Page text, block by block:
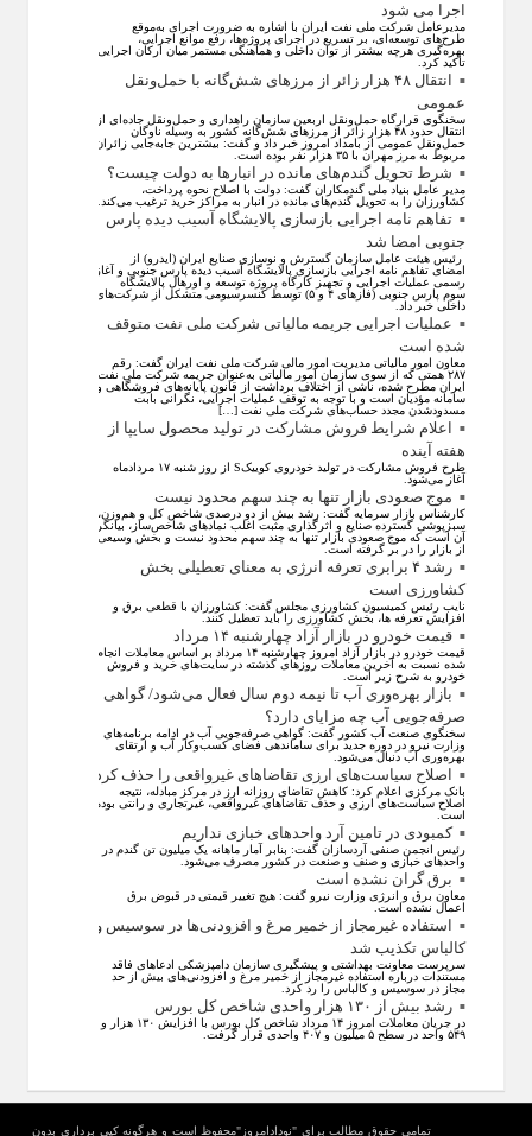
اجرا می شود
مدیرعامل شرکت ملی نفت ایران با اشاره به ضرورت اجرای به‌موقع
طرح‌های توسعه‌ای، بر تسریع در اجرای پروژه‌ها، رفع موانع اجرایی،
بهره‌گیری هرچه بیشتر از توان داخلی و هماهنگی مستمر میان ارکان اجرایی
تاکید کرد.
انتقال ۴۸ هزار زائر از مرزهای شش‌گانه با حمل‌ونقل
عمومی
سخنگوی قرارگاه حمل‌ونقل اربعین سازمان راهداری و حمل‌ونقل جاده‌ای از
انتقال حدود ۴۸ هزار زائر از مرز‌های شش‌گانه کشور به وسیله ناوگان
حمل‌ونقل عمومی از بامداد امروز خبر داد و گفت: بیشترین جابه‌جایی زائران
مربوط به مرز مهران با ۳۵ هزار نفر بوده است.
شرط تحویل گندم‌های مانده در انبار‌ها به دولت چیست؟
مدیر عامل بنیاد ملی گندمکاران گفت: دولت با اصلاح نحوه پرداخت،
کشاورزان را به تحویل گندم‌های مانده در انبار به مراکز خرید ترغیب می‌کند.
تفاهم نامه اجرایی بازسازی پالایشگاه آسیب دیده پارس
جنوبی امضا شد
رئیس هیئت عامل سازمان گسترش و نوسازی صنایع ایران (ایدرو) از
امضای تفاهم نامه اجرایی بازسازی پالایشگاه آسیب دیده پارس جنوبی و آغاز
رسمی عملیات اجرایی و تجهیز کارگاه پروژه توسعه و اورهال پالایشگاه
سوم پارس جنوبی (فاز‌های ۴ و ۵) توسط کنسرسیومی متشکل از شرکت‌های
داخلی خبر داد.
عملیات اجرایی جریمه مالیاتی شرکت ملی نفت متوقف
شده است
معاون امور مالیاتی مدیریت امور مالی شرکت ملی نفت ایران گفت: رقم
۲۸۷ همتی که از سوی سازمان امور مالیاتی به‌عنوان جریمه شرکت ملی نفت
ایران مطرح شده، ناشی از اختلاف برداشت از قانون پایانه‌های فروشگاهی و
سامانه مؤدیان است و با توجه به توقف عملیات اجرایی، نگرانی بابت
مسدودشدن مجدد حساب‌های شرکت ملی نفت […]
اعلام شرایط فروش مشارکت در تولید محصول سایپا از
هفته آینده
طرح فروش مشارکت در تولید خودروی کوییکS از روز شنبه ۱۷ مردادماه
آغاز می‌شود.
موج صعودی بازار تنها به چند سهم محدود نیست
کارشناس بازار سرمایه گفت: رشد بیش از دو درصدی شاخص کل و هم‌وزن،
سبزپوشی گسترده صنایع و اثرگذاری مثبت اغلب نماد‌های شاخص‌ساز، بیانگر
آن است که موج صعودی بازار تنها به چند سهم محدود نیست و بخش وسیعی
از بازار را در بر گرفته است.
رشد ۴ برابری تعرفه انرژی به معنای تعطیلی بخش
کشاورزی است
نایب رئیس کمیسیون کشاورزی مجلس گفت: کشاورزان با قطعی برق و
افزایش تعرفه ها، بخش کشاورزی را باید تعطیل کنند.
قیمت خودرو در بازار آزاد چهارشنبه ۱۴ مرداد
قیمت خودرو در بازار آزاد امروز چهارشنبه ۱۴ مرداد بر اساس معاملات انجام
شده نسبت به آخرین معاملات روز‌های گذشته در سایت‌های خرید و فروش
خودرو به شرح زیر است.
بازار بهره‌وری آب تا نیمه دوم سال فعال می‌شود/ گواهی
صرفه‌جویی آب چه مزایای دارد؟
سخنگوی صنعت آب کشور گفت: گواهی صرفه‌جویی آب در ادامه برنامه‌های
وزارت نیرو در دوره جدید برای ساماندهی فضای کسب‌وکار آب و ارتقای
بهره‌وری آب دنبال می‌شود.
اصلاح سیاست‌های ارزی تقاضاهای غیرواقعی را حذف کرد
بانک مرکزی اعلام کرد: کاهش تقاضای روزانه ارز در مرکز مبادله، نتیجه
اصلاح سیاست‌های ارزی و حذف تقاضا‌های غیرواقعی، غیرتجاری و رانتی بوده
است.
کمبودی در تامین آرد واحد‌های خبازی نداریم
رئیس انجمن صنفی آردسازان گفت: بنابر آمار ماهانه یک میلیون تن گندم در
واحد‌های خبازی و صنف و صنعت در کشور مصرف می‌شود.
برق گران نشده است
معاون برق و انرژی وزارت نیرو گفت: هیچ تغییر قیمتی در قبوض برق
اعمال نشده است.
استفاده غیرمجاز از خمیر مرغ و افزودنی‌ها در سوسیس و
کالباس تکذیب شد
سرپرست معاونت بهداشتی و پیشگیری سازمان دامپزشکی ادعاهای فاقد
مستندات درباره استفاده غیرمجاز از خمیر مرغ و افزودنی‌های بیش از حد
مجاز در سوسیس و کالباس را رد کرد.
رشد بیش از ۱۳۰ هزار واحدی شاخص کل بورس
در جریان معاملات امروز ۱۴ مرداد شاخص کل بورس با افزایش ۱۳۰ هزار و
۵۴۹ واحد در سطح ۵ میلیون و ۴۰۷ واحدی قرار گرفت.
تمامی حقوق مطالب برای "نودادامروز"محفوظ است و هرگونه کپی برداری بدون